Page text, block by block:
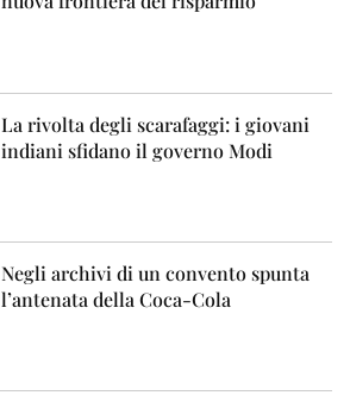
La rivolta degli scarafaggi: i giovani
indiani sfidano il governo Modi
Negli archivi di un convento spunta
l’antenata della Coca-Cola